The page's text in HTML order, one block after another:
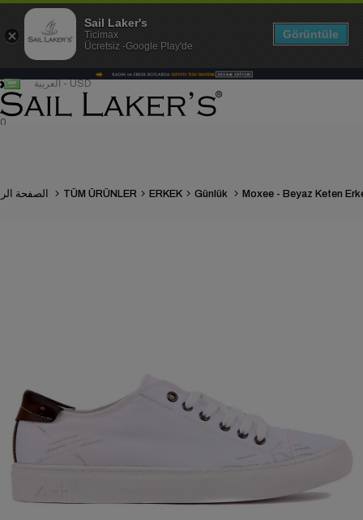
العربية - USD
0
TÜM ÜRÜNLER ERKEK Günlük
Sail Laker's
Ticimax
Ücretsiz -Google Play'de
Görüntüle